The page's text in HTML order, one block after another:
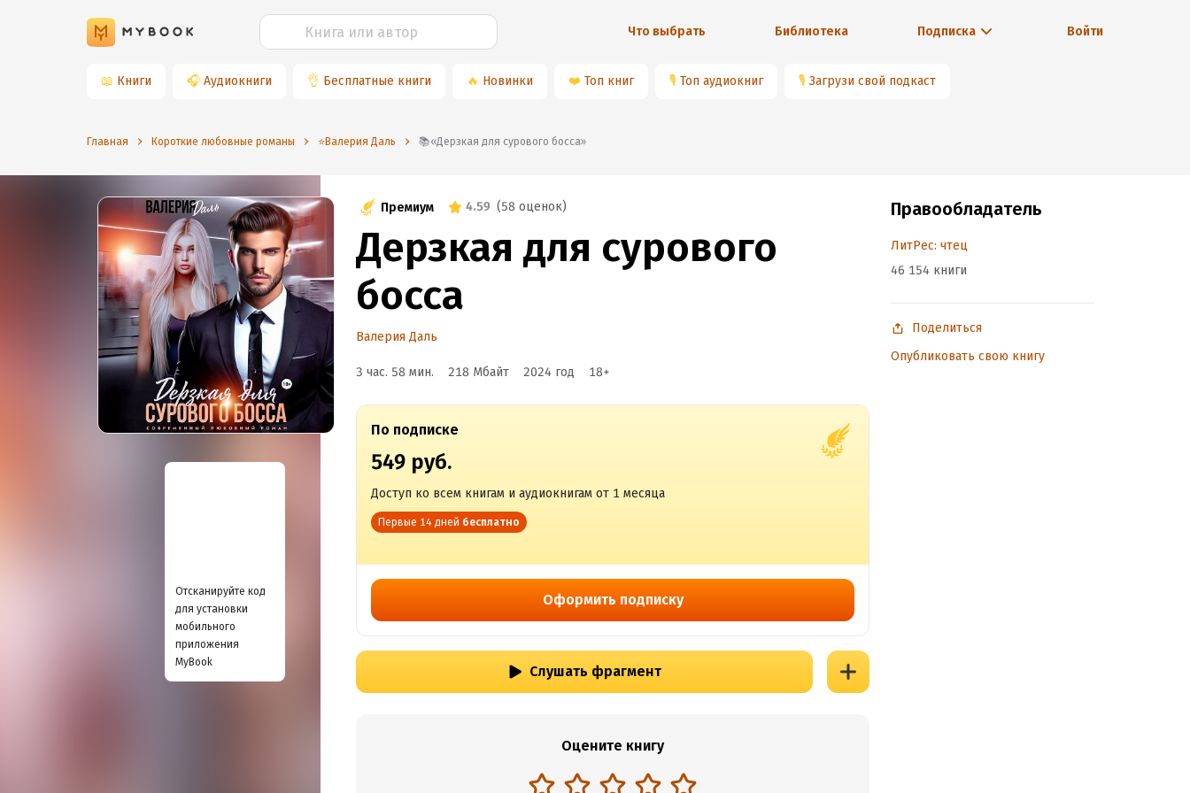
Что выбрать Библиотека Подписка Войти
📖 Книги 🎧 Аудиокниги 👌 Бесплатные книги 🔥 Новинки ❤️ Топ книг 🎙 Топ аудиокниг 🎙 Загрузи свой подкаст
Главная Короткие любовные романы ⭐️Валерия Даль 📚«Дерзкая для сурового босса»
Отсканируйте код
для установки
мобильного
приложения
MyBook
Премиум 4.59 (58 оценок)
Дерзкая для сурового
босса
Валерия Даль
3 час. 58 мин. 218 Мбайт 2024 год 18+
По подписке
549 руб.
Доступ ко всем книгам и аудиокнигам от 1 месяца
Первые 14 дней бесплатно
Оформить подписку
Слушать фрагмент
Оцените книгу
Правообладатель
ЛитРес: чтец
46 154 книги
Поделиться
Опубликовать свою книгу